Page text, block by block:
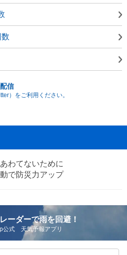
信
）をご利用ください。
わてないために
で防災力アップ
ーダーで雨を回避！
公式 天気予報アプリ